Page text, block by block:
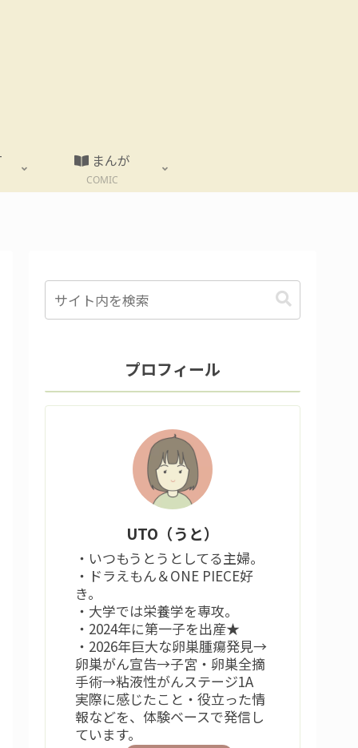
まんが
COMIC
プロフィール
UTO（うと）
・いつもうとうとしてる主婦。
・ドラえもん＆ONE PIECE好
き。
・大学では栄養学を専攻。
・2024年に第一子を出産★
・2026年巨大な卵巣腫瘍発見→
卵巣がん宣告→子宮・卵巣全摘
手術→粘液性がんステージ1A
実際に感じたこと・役立った情
報などを、体験ベースで発信し
ています。